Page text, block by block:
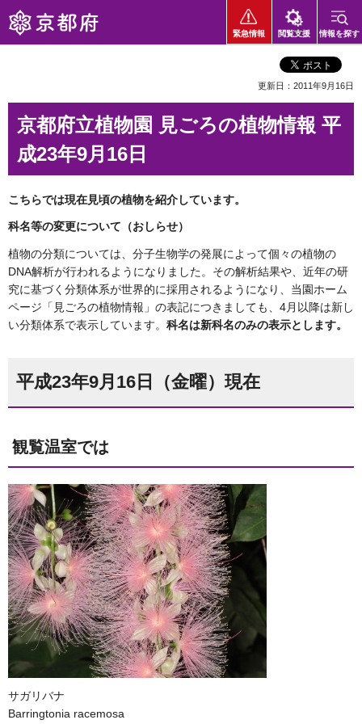
京都府
緊急情報 閲覧支援 情報を探す
更新日：2011年9月16日
京都府立植物園 見ごろの植物情報 平
成23年9月16日
こちらでは現在見頃の植物を紹介しています。
科名等の変更について（おしらせ）
植物の分類については、分子生物学の発展によって個々の植物の
DNA解析が行われるようになりました。その解析結果や、近年の研
究に基づく分類体系が世界的に採用されるようになり、当園ホーム
ページ「見ごろの植物情報」の表記につきましても、4月以降は新し
い分類体系で表示しています。 科名は新科名のみの表示とします。
平成23年9月16日（金曜）現在
観覧温室では
サガリバナ
Barringtonia racemosa